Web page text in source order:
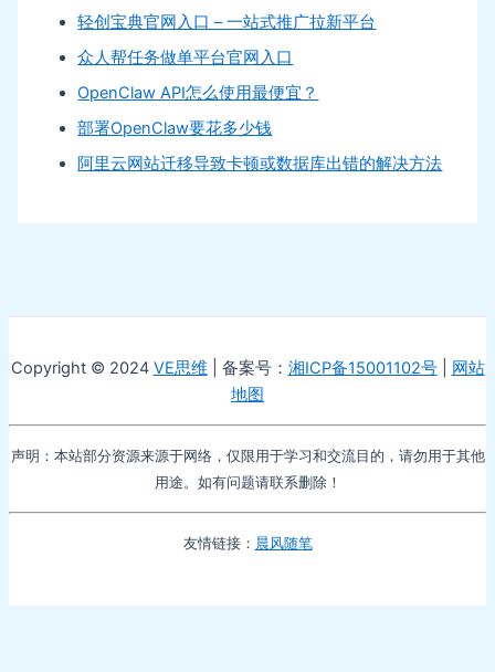
轻创宝典官网入口 – 一站式推广拉新平台
众人帮任务做单平台官网入口
OpenClaw API怎么使用最便宜？
部署OpenClaw要花多少钱
阿里云网站迁移导致卡顿或数据库出错的解决方法
Copyright © 2024 VE思维 | 备案号： 湘ICP备15001102号| 网站
地图
声明：本站部分资源来源于网络，仅限用于学习和交流目的，请勿用于其他
用途。如有问题请联系删除！
友情链接： 晨风随笔